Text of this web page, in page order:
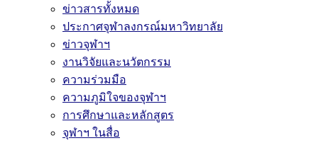
ข่าวสารทั้งหมด
ประกาศจุฬาลงกรณ์มหาวิทยาลัย
ข่าวจุฬาฯ
งานวิจัยและนวัตกรรม
ความร่วมมือ
ความภูมิใจของจุฬาฯ
การศึกษาและหลักสูตร
จุฬาฯ ในสื่อ